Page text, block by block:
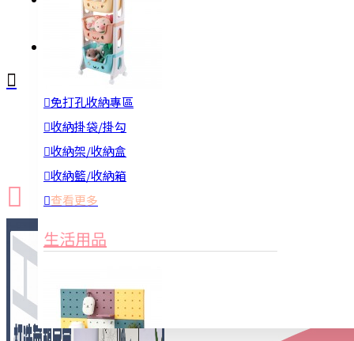
免打孔收納專區
收納掛袋/掛勾
收納架/收納盒
收納籃/收納箱
查看更多
生活用品
新品上市